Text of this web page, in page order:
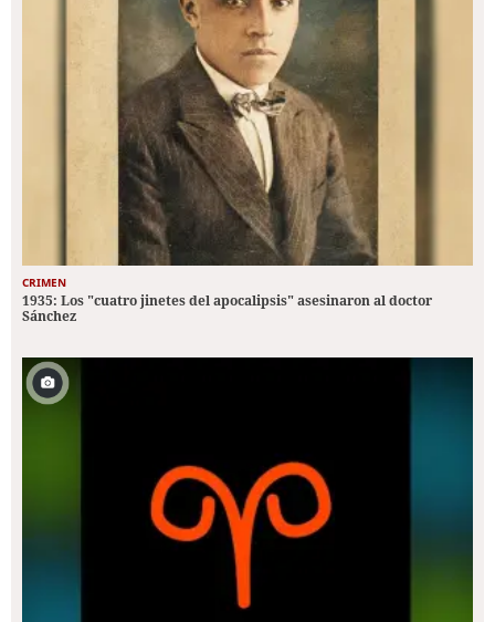
CRIMEN
1935: Los "cuatro jinetes del apocalipsis" asesinaron al doctor
Sánchez